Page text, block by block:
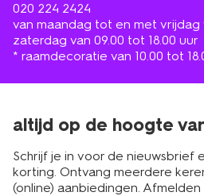
020 224 2424
van maandag tot en met vrijdag
zaterdag van 09.00 tot 18.00 uur
* raamdecoratie van 10.00 tot
altijd op de hoogte
Schrijf je in voor de nieuwsbrief
korting. Ontvang meerdere
(online) aanbiedingen. Afmelden